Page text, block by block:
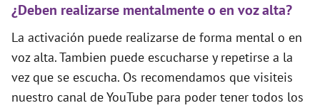
¿Deben realizarse mentalmente o en voz alta?
La activación puede realizarse de forma mental o en
voz alta. Tambien puede escucharse y repetirse a la
vez que se escucha. Os recomendamos que visiteis
nuestro canal de YouTube para poder tener todos los